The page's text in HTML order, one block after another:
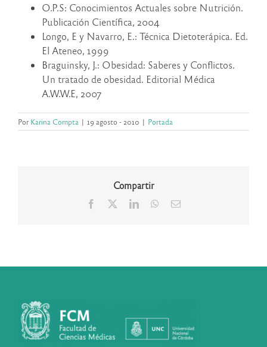
O.P.S: Conocimientos Actuales sobre Nutrición.
Publicación Científica, 2004
Longo, E y Navarro, E.: Técnica Dietoterápica. Ed.
El Ateneo, 1999
Braguinsky, J.: Obesidad: Saberes y Conflictos.
Un tratado de obesidad. Editorial Médica
A.W.W.E, 2007
PorKarina Compta | 19 agosto - 2010 | Portada
Compartir
Facebook LinkedInWhatsApp
Correo